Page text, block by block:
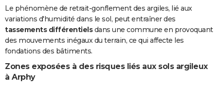
Le phénomène de retrait-gonflement des argiles, lié aux
variations d'humidité dans le sol, peut entraîner des
tassements différentielsdans une commune en provoquant
des mouvements inégaux du terrain, ce qui affecte les
fondations des bâtiments.
Zones exposées à des risques liés aux sols argileux
à Arphy